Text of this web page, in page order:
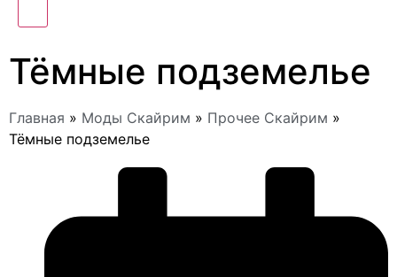
Тёмные подземелье
Главная » Моды Скайрим » Прочее Скайрим »
Тёмные подземелье